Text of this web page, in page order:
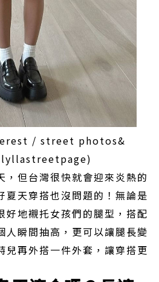
/ street photos&
，但台灣很快就會迎來炎熱的
夏天穿搭也沒問題的！無論是
好地襯托女孩們的腿型，搭配
人瞬間抽高，更可以讓腿長變
兒再外搭一件外套，讓穿搭更